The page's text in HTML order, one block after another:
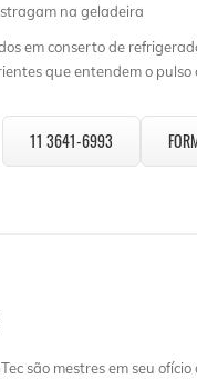
na geladeira
em conserto de
que entendem o
11 3641-6993
são mestres em seu